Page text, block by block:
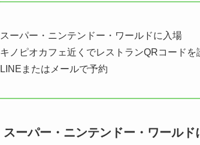
スーパー・ニンテンドー・ワールドに入場
キノピオカフェ近くでレストランQRコードを
LINEまたはメールで予約
スーパー・ニンテンドー・ワールド